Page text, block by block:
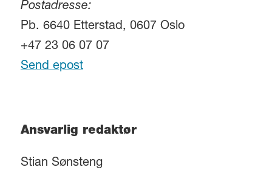
Postadresse:
Pb. 6640 Etterstad, 0607 Oslo
+47 23 06 07 07
Send epost
Ansvarlig redaktør
Stian Sønsteng